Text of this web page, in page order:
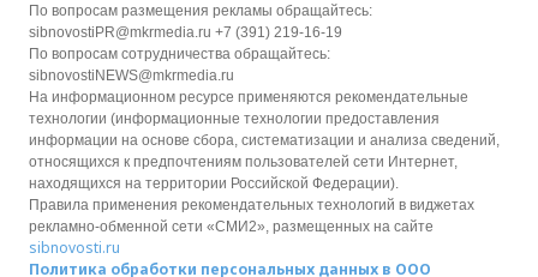
По вопросам размещения рекламы обращайтесь:
sibnovostiPR@mkrmedia.ru +7 (391) 219-16-19
По вопросам сотрудничества обращайтесь:
sibnovostiNEWS@mkrmedia.ru
На информационном ресурсе применяются рекомендательные
технологии (информационные технологии предоставления
информации на основе сбора, систематизации и анализа сведений,
относящихся к предпочтениям пользователей сети Интернет,
находящихся на территории Российской Федерации).
Правила применения рекомендательных технологий в виджетах
рекламно-обменной сети «СМИ2», размещенных на сайте
sibnovosti.ru
Политика обработки персональных данных в ООО